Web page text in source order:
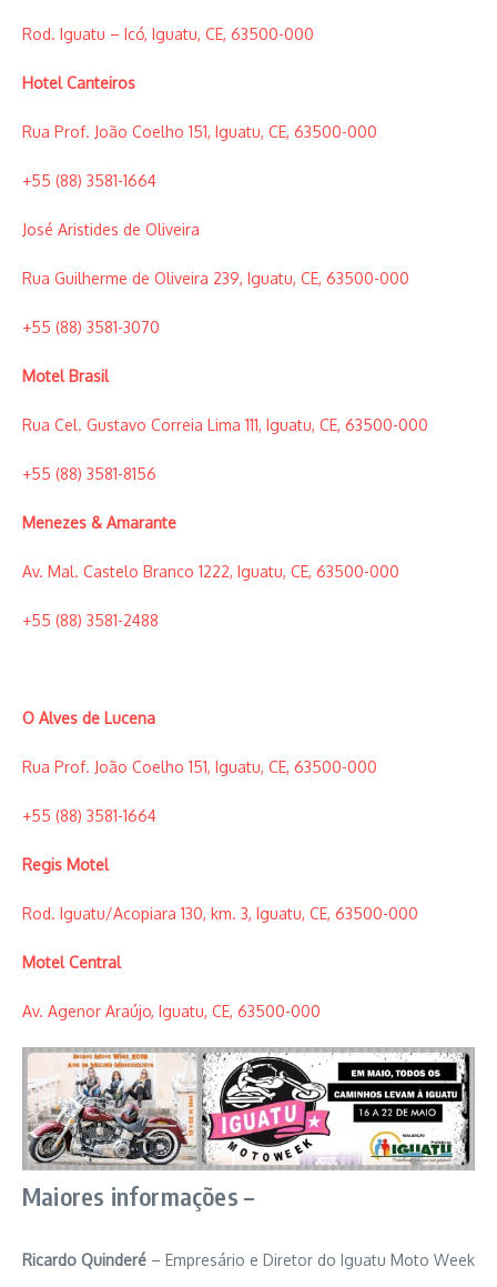
Rod. Iguatu – Icó, Iguatu, CE, 63500-000
Hotel Canteiros
Rua Prof. João Coelho 151, Iguatu, CE, 63500-000
+55 (88) 3581-1664
José Aristides de Oliveira
Rua Guilherme de Oliveira 239, Iguatu, CE, 63500-000
+55 (88) 3581-3070
Motel Brasil
Rua Cel. Gustavo Correia Lima 111, Iguatu, CE, 63500-000
+55 (88) 3581-8156
Menezes & Amarante
Av. Mal. Castelo Branco 1222, Iguatu, CE, 63500-000
+55 (88) 3581-2488
O Alves de Lucena
Rua Prof. João Coelho 151, Iguatu, CE, 63500-000
+55 (88) 3581-1664
Regis Motel
Rod. Iguatu/Acopiara 130, km. 3, Iguatu, CE, 63500-000
Motel Central
Av. Agenor Araújo, Iguatu, CE, 63500-000
Maiores informações –
Ricardo Quinderé – Empresário e Diretor do Iguatu Moto Week